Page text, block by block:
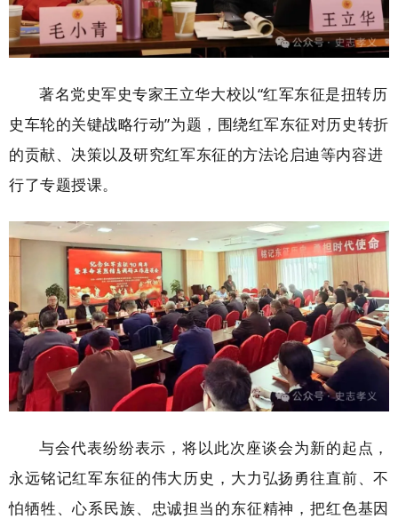
著名党史军史专家王立华大校以“红军东征是扭转历
史车轮的关键战略行动”为题，围绕红军东征对历史转折
的贡献、决策以及研究红军东征的方法论启迪等内容进
行了专题授课。
与会代表纷纷表示，将以此次座谈会为新的起点，
永远铭记红军东征的伟大历史，大力弘扬勇往直前、不
怕牺牲、心系民族、忠诚担当的东征精神，把红色基因